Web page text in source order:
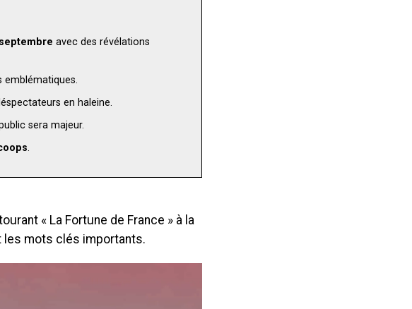
septembre avec des révélations
emblématiques.
en haleine.
sera majeur.
.
« La Fortune de France » à la
les mots clés importants.